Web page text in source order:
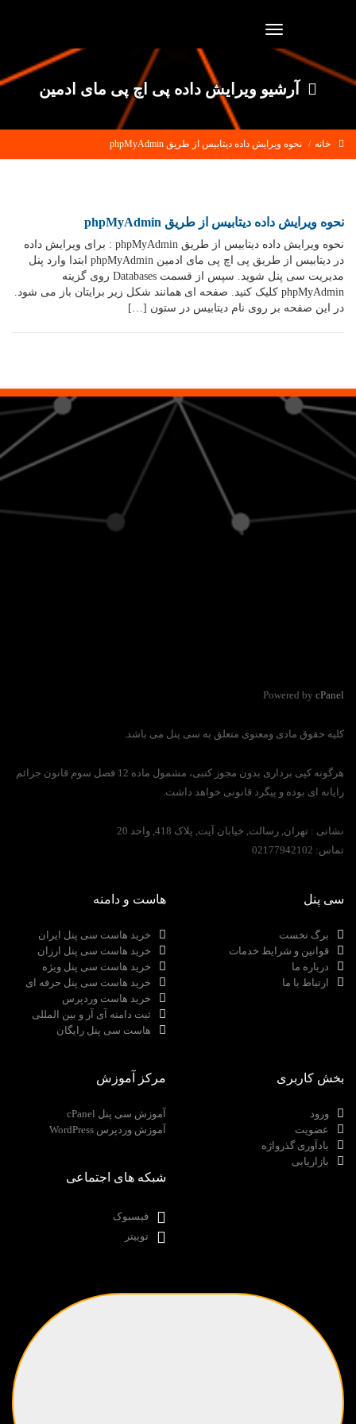
Toggle
navigation
آرشیو ویرایش داده پی اچ پی مای ادمین
خانه نحوه ویرایش داده دیتابیس از طریق phpMyAdmin
نحوه ویرایش داده دیتابیس از طریق phpMyAdmin
نحوه ویرایش داده دیتابیس از طریق phpMyAdmin : برای ویرایش داده
در دیتابیس از طریق پی اچ پی مای ادمین phpMyAdmin ابتدا وارد پنل
مدیریت سی پنل شوید. سپس از قسمت Databases روی گزینه
phpMyAdmin کلیک کنید. صفحه ای همانند شکل زیر برایتان باز می شود.
در این صفحه بر روی نام دیتابیس در ستون […]
Powered by cPanel
کلیه حقوق مادی ومعنوی متعلق به سی پنل می باشد.
هرگونه کپی برداری بدون مجوز کتبی، مشمول ماده 12 فصل سوم قانون جرائم
رایانه ای بوده و پیگرد قانونی خواهد داشت.
نشانی : تهران, رسالت, خیابان آیت, پلاک 418, واحد 20
تماس:
سی پنل
برگ نخست
قوانین و شرایط خدمات
درباره ما
ارتباط با ما
هاست و دامنه
خرید هاست سی پنل ایران
خرید هاست سی پنل ارزان
خرید هاست سی پنل ویژه
خرید هاست سی پنل حرفه ای
خرید هاست وردپرس
ثبت دامنه آی آر و بین المللی
هاست سی پنل رایگان
بخش کاربری
ورود
عضویت
یادآوری گذرواژه
بازاریابی
مرکز آموزش
آموزش سی پنل cPanel
آموزش وردپرس WordPress
شبکه های اجتماعی
فیسبوک
توییتر